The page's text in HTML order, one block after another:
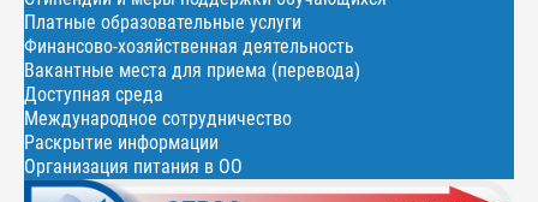
Платные образовательные услуги
Финансово-хозяйственная деятельность
Вакантные места для приема (перевода)
Доступная среда
Международное сотрудничество
Раскрытие информации
Организация питания в ОО